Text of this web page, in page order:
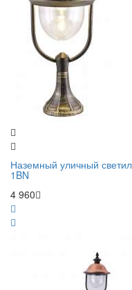
Наземный уличный
1BN
4 960